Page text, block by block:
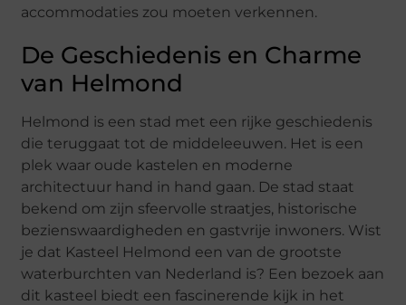
accommodaties zou moeten verkennen.
De Geschiedenis en Charme
van Helmond
Helmond is een stad met een rijke geschiedenis
die teruggaat tot de middeleeuwen. Het is een
plek waar oude kastelen en moderne
architectuur hand in hand gaan. De stad staat
bekend om zijn sfeervolle straatjes, historische
bezienswaardigheden en gastvrije inwoners. Wist
je dat Kasteel Helmond een van de grootste
waterburchten van Nederland is? Een bezoek aan
dit kasteel biedt een fascinerende kijk in het